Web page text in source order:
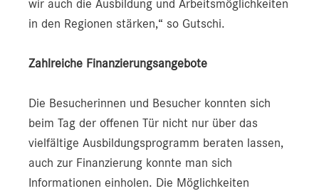
wir auch die Ausbildung und Arbeitsmöglichkeiten
in den Regionen stärken,“ so Gutschi.
Zahlreiche Finanzierungsangebote
Die Besucherinnen und Besucher konnten sich
beim Tag der offenen Tür nicht nur über das
vielfältige Ausbildungsprogramm beraten lassen,
auch zur Finanzierung konnte man sich
Informationen einholen. Die Möglichkeiten